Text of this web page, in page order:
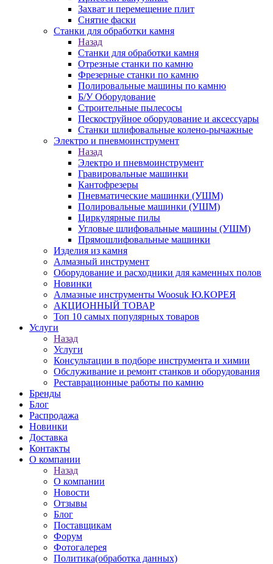
Захват и перемещение плит
Снятие фаски
Станки для обработки камня
Назад
Станки для обработки камня
Отрезные станки по камню
Фрезерные станки по камню
Полировальные машины по камню
Б/У Оборудование
Строительные пылесосы
Пескоструйное оборудование и аксессуары
Станки шлифовальные колено-рычажные
Электро и пневмоинструмент
Назад
Электро и пневмоинструмент
Гравировальные машинки
Кантофрезеры
Пневматические машинки (УШМ)
Полировальные машинки (УШМ)
Циркулярные пилы
Угловые шлифовальные машины (УШМ)
Прямошлифовальные машинки
Изделия из камня
Алмазный инструмент
Оборудование и расходники для каменных полов
Новинки
Алмазные инструменты Woosuk Ю.КОРЕЯ
АКЦИОННЫЙ ТОВАР
Топ 10 самых популярных товаров
Услуги
Назад
Услуги
Консультации в подборе инструмента и химии
Обслуживание и ремонт станков и оборудования
Реставрационные работы по камню
Бренды
Блог
Распродажа
Новинки
Доставка
Контакты
О компании
Назад
О компании
Новости
Отзывы
Блог
Поставщикам
Форум
Фотогалерея
Политика(обработка данных)